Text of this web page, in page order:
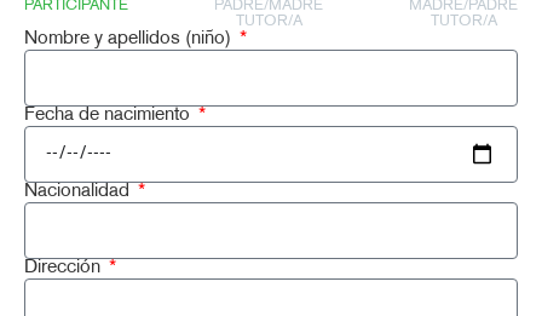
PARTICIPANTE
PADRE/MADRE
TUTOR/A
MADRE/PADRE
TUTOR/A
Nombre y apellidos (niño)
Fecha de nacimiento
Nacionalidad
Dirección